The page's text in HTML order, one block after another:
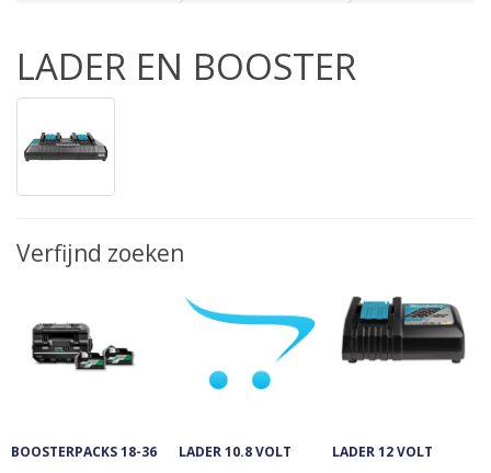
LADER EN BOOSTER
Verfijnd zoeken
BOOSTERPACKS 18-36 LADER 10.8 VOLT LADER 12 VOLT